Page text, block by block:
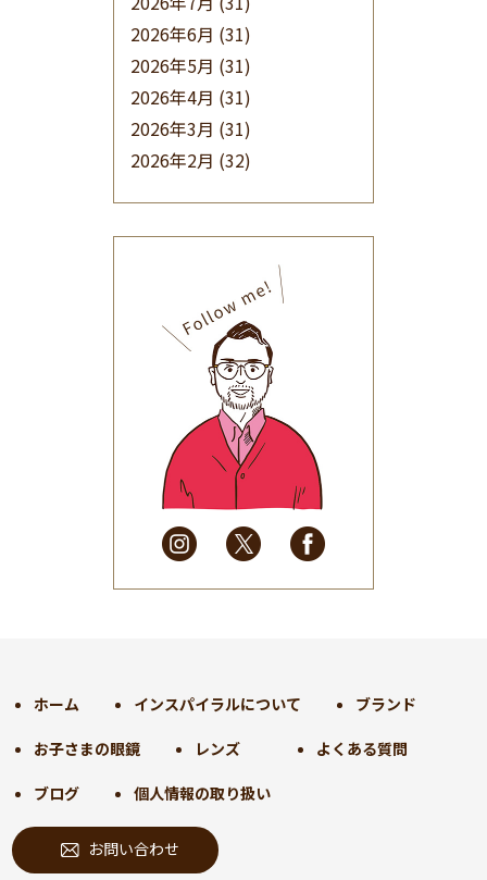
2026年6月 (31)
2026年5月 (31)
2026年4月 (31)
2026年3月 (31)
2026年2月 (32)
(32)
2025年9月(30)
2025年8月(31)
2025年7月(37)
2025年6月(48)
2025年5月
(41)
2025年4月
(32)
2025年3月(31)
2025年2月
(28)
2025年1月
(34)
2024年9月(30)
2024年7月(31)
2024年6月(30)
2024年5月
2024年4月 (32)
ホーム インスパイラルについて ブランド
お子さまの眼鏡 レンズ よくある質問
ブログ 個人情報の取り扱い
お問い合わせ